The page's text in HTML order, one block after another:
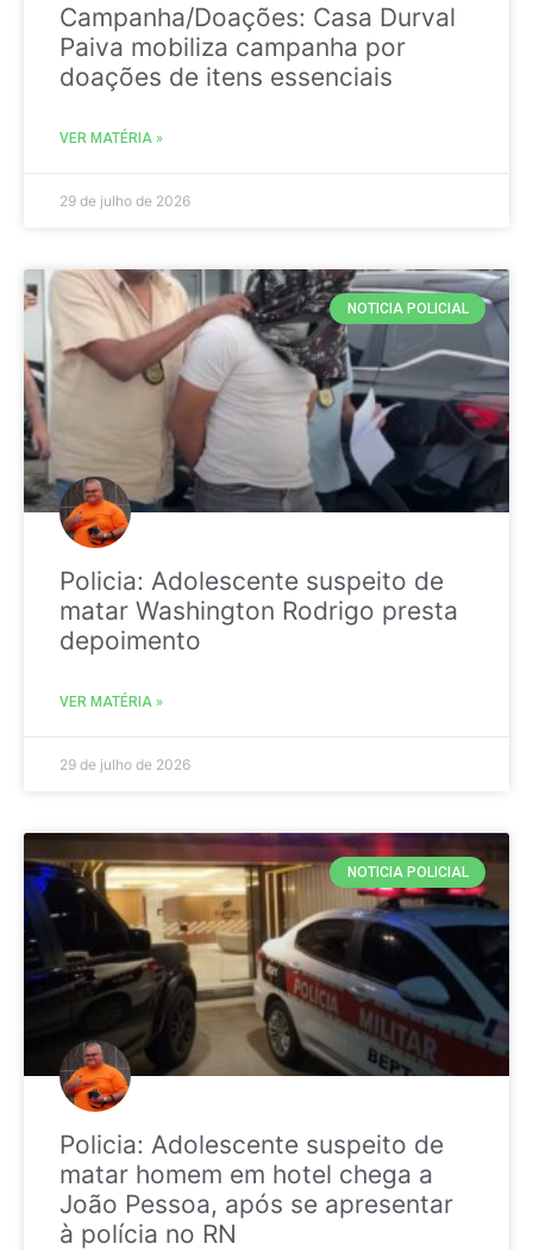
Campanha/Doações: Casa Durval
Paiva mobiliza campanha por
doações de itens essenciais
VER MATÉRIA »
29 de julho de 2026
NOTICIA POLICIAL
Policia: Adolescente suspeito de
matar Washington Rodrigo presta
depoimento
VER MATÉRIA »
29 de julho de 2026
NOTICIA POLICIAL
Policia: Adolescente suspeito de
matar homem em hotel chega a
João Pessoa, após se apresentar
à polícia no RN